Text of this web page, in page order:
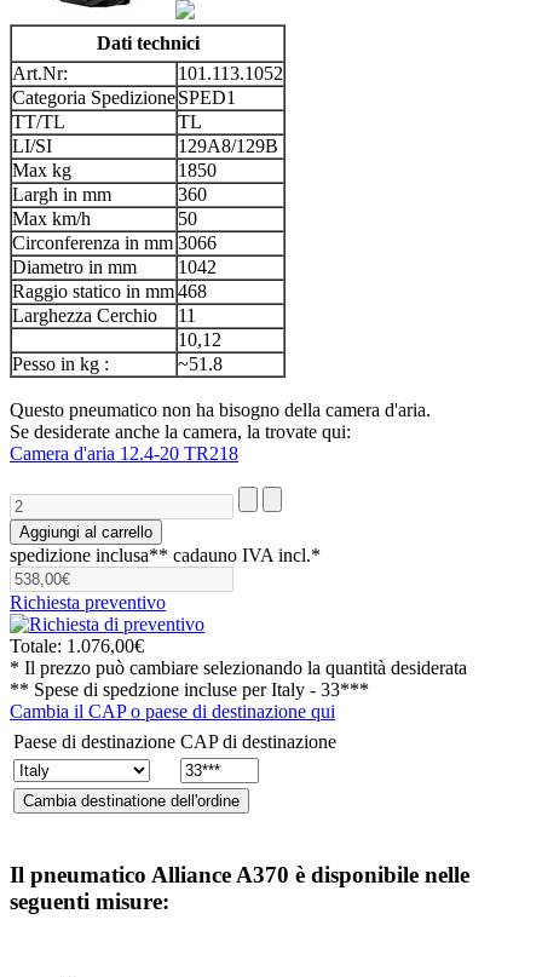
Dati technici
Art.Nr:
101.113.1052
Categoria SpedizioneSPED1
TT/TL
TL
LI/SI
129A8/129B
Max kg
1850
Largh in mm
360
Max km/h
50
Circonferenza in mm 3066
Diametro in mm
1042
Raggio statico in mm468
Larghezza Cerchio
11
10,12
Pesso in kg :
~51.8
Questo pneumatico non ha bisogno della camera d'aria.
Se desiderate anche la camera, la trovate qui:
Camera d'aria 12.4-20 TR218
spedizione inclusa** cadauno IVA incl.*
Richiesta preventivo
Totale: 1.076,00€
* Il prezzo può cambiare selezionando la quantità desiderata
** Spese di spedzione incluse perItaly - 33***
Cambia il CAP o paese di destinazione qui
Paese di destinazione CAP di destinazione
Il pneumatico Alliance A370 è disponibile nelle
seguenti misure: